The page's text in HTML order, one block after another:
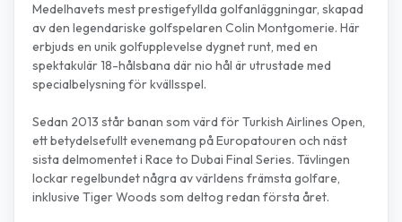
Medelhavets mest prestigefyllda golfanläggningar, skapad
av den legendariske golfspelaren Colin Montgomerie. Här
erbjuds en unik golfupplevelse dygnet runt, med en
spektakulär 18-hålsbana där nio hål är utrustade med
specialbelysning för kvällsspel.
Sedan 2013 står banan som värd för Turkish Airlines Open,
ett betydelsefullt evenemang på Europatouren och näst
sista delmomentet i Race to Dubai Final Series. Tävlingen
lockar regelbundet några av världens främsta golfare,
inklusive Tiger Woods som deltog redan första året.